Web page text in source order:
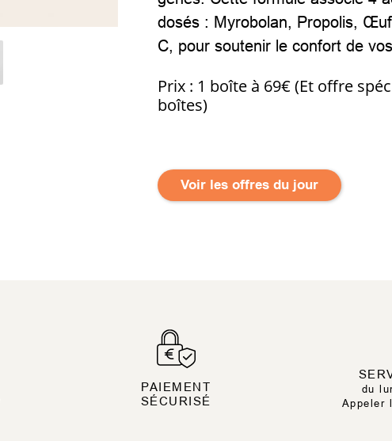
dosés : Myrobolan, Propolis,
C, pour soutenir le confort de
Prix : 1 boîte à 69€ (Et offre
boîtes)
Voir les offres du jour
PAIEMENT
SÉCURISÉ
du
Appeler